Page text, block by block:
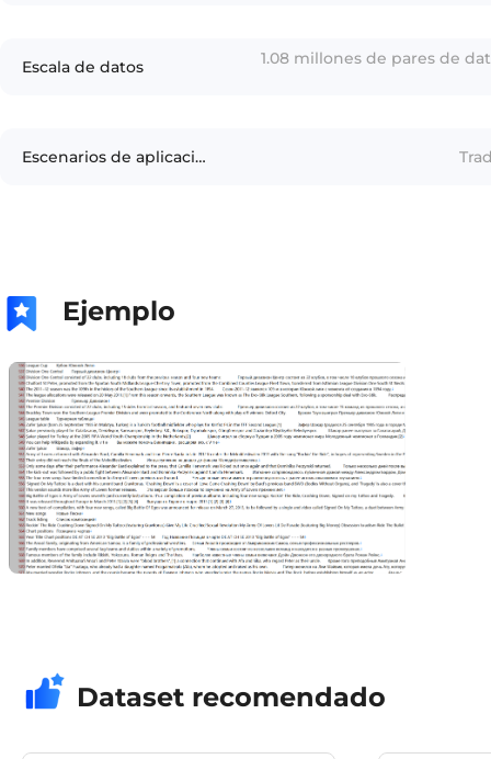
Escala de datos 1.08 millones de pares de
Escenarios de aplicación
Ejemplo
Dataset recomendado